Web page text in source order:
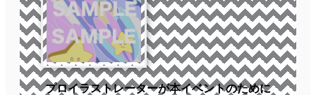
プロイラストレーターが本イベントのために